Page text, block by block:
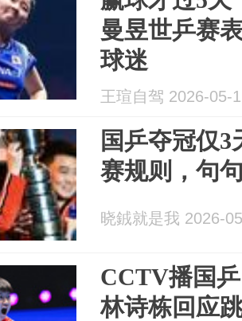
曼昱世乒赛
球迷
王瑄自驾 2026-05-
国乒夺冠仅
赛规则，句
晓銊就是我 2026-
CCTV播国
林诗栋回应